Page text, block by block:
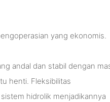
yang ekonomis.
andal dan stabil dengan
henti. Fleksibilitas
hidrolik menjadikannya